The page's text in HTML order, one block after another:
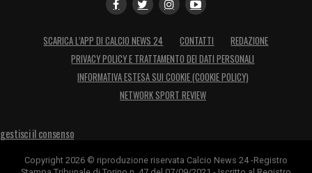
SCARICA L’APP DI CALCIO NEWS 24 CONTATTI
REDAZIONE
PRIVACY POLICY E TRATTAMENTO DEI DATI PERSONALI
INFORMATIVA ESTESA SUI COOKIE (COOKIE POLICY)
NETWORK SPORT REVIEW
gestisci il consenso
Copyright 2026 © riproduzione riservata Calcio News 24 -Registro